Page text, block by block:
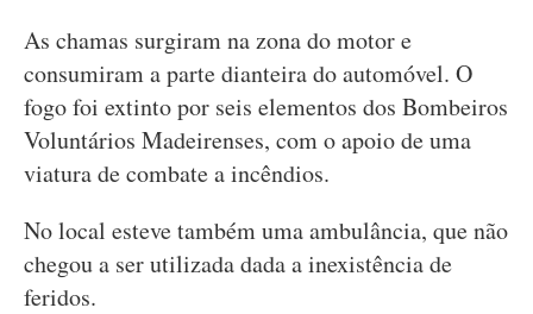
As chamas surgiram na zona do motor e
consumiram a parte dianteira do automóvel. O
fogo foi extinto por seis elementos dos Bombeiros
Voluntários Madeirenses, com o apoio de uma
viatura de combate a incêndios.
No local esteve também uma ambulância, que não
chegou a ser utilizada dada a inexistência de
feridos.